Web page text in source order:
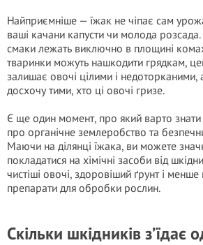
Найприємніше — їжак не чіпає сам
ваші качани капусти чи молода розсада.
смаки лежать виключно в площині
тваринки можуть нашкодити грядкам,
залишає овочі цілими і недоторканими,
досхочу тими, хто ці овочі гризе.
Є ще один момент, про який варто
про органічне землеробство та
Маючи на ділянці їжака, ви можете
покладатися на хімічні засоби від
чистіші овочі, здоровіший ґрунт і менше
препарати для обробки рослин.
Скільки шкідників з’їдає